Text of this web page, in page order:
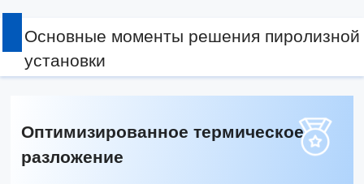
Основные моменты решения пиролизной
установки
Оптимизированное термическое
разложение